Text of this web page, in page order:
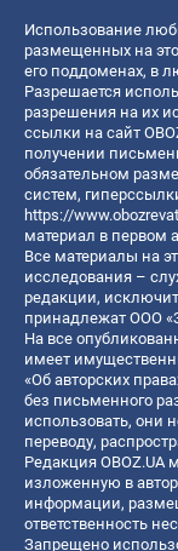
Использование
размещенных на
его поддоменах, в
Разрешается
разрешения на их
ссылки на сайт
получении
обязательном
систем,
https://
материал в первом
Все материалы на
исследования –
редакции,
принадлежат ООО
На все
имеет
«Об авторских
без письменного
использовать, они
переводу,
Редакция OBOZ.UA
изложенную в
информации,
ответственность
Запрещено